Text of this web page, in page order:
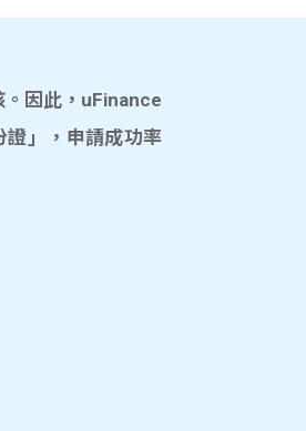
因此，uFinance
證」，申請成功率